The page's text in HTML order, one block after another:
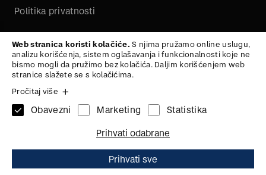
RSD
Politika privatnosti
Kariera
ZAŠTITA PODATAKA
Web stranica koristi kolačiće. S njima pružamo online uslugu,
analizu korišćenja, sistem oglašavanja i funkcionalnosti koje ne
bismo mogli da pružimo bez kolačića. Daljim korišćenjem web
stranice slažete se s kolačićima.
Pročitaj više
Obavezni Marketing Statistika
Prihvati odabrane
Prihvati sve